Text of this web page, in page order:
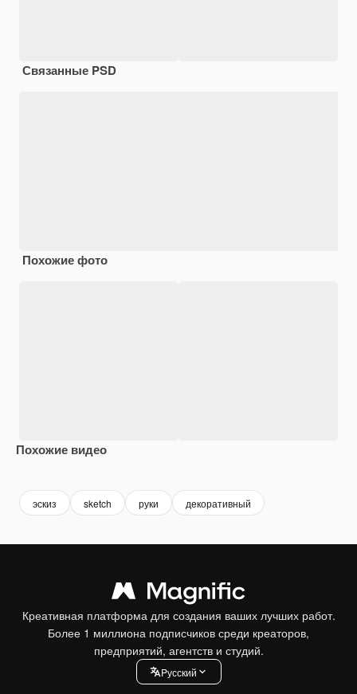
Связанные PSD
Похожие фото
Похожие видео
эскиз sketch руки декоративный
Креативная платформа для создания ваших лучших работ.
Более 1 миллиона подписчиков среди креаторов,
предприятий, агентств и студий.
Pусский